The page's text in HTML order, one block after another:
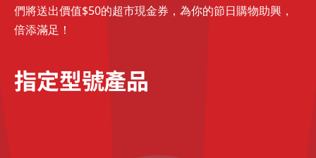
們將送出價值$50的超市現金券，為你的節日購物助興，
倍添滿足！
指定型號產品